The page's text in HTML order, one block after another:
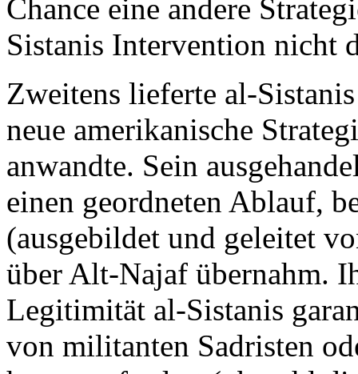
Chance eine andere
Sistanis Intervention nicht
Zweitens lieferte al-
neue amerikanische
anwandte. Sein
einen geordneten Ablauf,
(ausgebildet und geleitet
über Alt-Najaf übernahm.
Legitimität al-Sistanis
von militanten Sadristen